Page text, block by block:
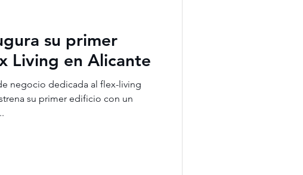
su primer
Living en Alicante
negocio dedicada al flex-living
su primer edificio con un